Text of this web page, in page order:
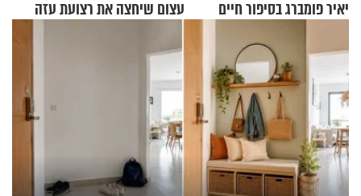
יאיר פומברג בסיפור חיים
עצום שיחצה את רצועת עזה